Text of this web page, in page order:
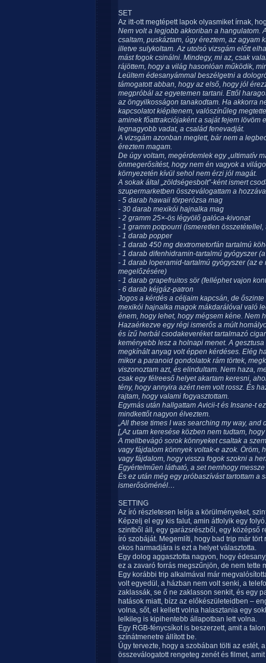
SET
Az itt-ott megtépett lapok olyasmiket írnak,
Nem volt a legjobb akkoriban a hangulatom.
csaltam, puskáztam, úgy éreztem, az agyam
illetve sulykoltam. Az utolsó vizsgám előtt
mást fogok csinálni. Mindegy, mi az, csak
rájöttem, hogy a világ hasonlóan működik,
Leültem édesanyámmal beszélgetni a
támogatott abban, hogy az első, hogy jól
megpróbál az egyetemen tartani. Ettől
az öngyilkosságon tanakodtam. Ha akkorra
kapcsolatot kiépítenem, valószínűleg
aminek főattrakciójaként a saját fejem lövöm
legnagyobb vadat, a család fenevadját.
A vizsgám azonban meglett, bár nem a
éreztem magam.
De úgy voltam, megérdemlek egy „ultimatív
önmegerősítést, hogy nem én vagyok a
környezetén kívül sehol nem érzi jól magát.
A sokak által „zöldségesbolt”-ként ismert
szupermarketben összeválogattam a
- 5 darab hawaii törperózsa mag
- 30 darab mexikói hajnalka mag
- 2 gramm 25×-ös légyölő galóca-kivonat
- 1 gramm potpourri (ismeretlen
- 1 darab popper
- 1 darab 450 mg dextrometorfán tartalmú
- 1 darab difenhidramin-tartalmú gyógyszer
- 1 darab loperamid-tartalmú gyógyszer (az
megelőzésére)
- 1 darab grapefruitos sör (felléphet vajon
- 6 darab kéjgáz-patron
Jogos a kérdés a céljaim kapcsán, de
mexikói hajnalka magok mákdarálóval való
énem, hogy lehet, hogy mégsem kéne. Nem
Hazaérkezve egy régi ismerős a múlt
és ízű herbál csodakeveréket tartalmazó
keményebb lesz a holnapi menet. A
megkínált anyag volt éppen kérdéses. Elég
mikor a paranoid gondolatok rám törtek,
viszonoztam azt, és elindultam. Nem haza,
csak egy félreeső helyet akartam keresni,
tény, hogy annyira azért nem volt rossz. És
rajtam, hogy valami fogyasztottam.
Egymás után hallgattam Avicii-t és Insane-t
mindkettőt nagyon élveztem.
„All these times I was searching my way, and
[„Az utam keresése közben nem tudtam,
A mellbevágó sorok könnyeket csaltak a
vagy fájdalom könnyek voltak-e azok. Öröm,
vagy fájdalom, hogy vissza fogok szokni a
Egyértelműen látható, a set nemhogy
És ez után még egy próbaszívást tartottam a
ismerősöménél…
SETTING
Az író részletesen leírja a körülményeket,
Képzelj el egy kis falut, amin átfolyik egy
szintből áll, egy garázsrészből, egy középső
író szobáját. Megemlíti, hogy bad trip már
okos harmadjára is ezt a helyet választotta.
Egy dolog aggasztotta nagyon, hogy
ez a zavaró forrás megszűnjön, de nem tette
Egy korábbi trip alkalmával már
volt egyedül, a házban nem volt senki, a
zaklassák, se ő ne zaklasson senkit, és egy
hatások miatt, bízz az előkészületeidben –
volna, sőt, el kellett volna halasztania egy
lelkileg is kipihentebb állapotban lett volna.
Egy RGB-fénycsíkot is beszerzett, amit a
színátmenetre állított be.
Úgy tervezte, hogy a szobában tölti az estét,
összeválogatott rengeteg zenét és filmet,